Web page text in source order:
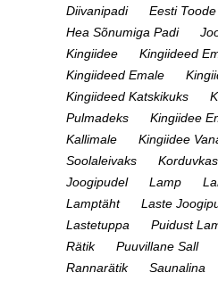
Diivanipadi
Eesti Toode
Hea Sõnumiga Padi
Kingiidee
Kingiideed
Kingiideed Emale
Kingiideed Katskikuks
Pulmadeks
Kingiidee
Kallimale
Kingiidee
Soolaleivaks
Joogipudel
Lamp
Lamptäht
Laste
Lastetuppa
Puidust
Rätik
Puuvillane Sall
Rannarätik
Saunalina